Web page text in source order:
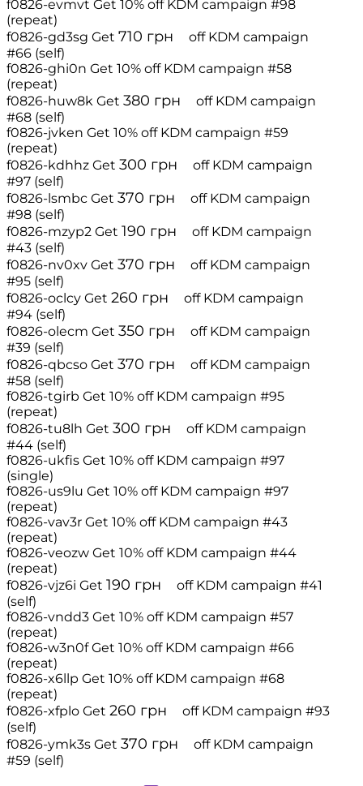
f0826-evmvt Get 10% off KDM campaign #98
(repeat)
f0826-gd3sg Get 710 грн off KDM campaign
#66 (self)
f0826-ghi0n Get 10% off KDM campaign #58
(repeat)
f0826-huw8k Get 380 грн off KDM campaign
#68 (self)
f0826-jvken Get 10% off KDM campaign #59
(repeat)
f0826-kdhhz Get 300 грн off KDM campaign
#97 (self)
f0826-lsmbc Get 370 грн off KDM campaign
#98 (self)
f0826-mzyp2 Get 190 грн off KDM campaign
#43 (self)
f0826-nv0xv Get 370 грн off KDM campaign
#95 (self)
f0826-oclcy Get 260 грн off KDM campaign
#94 (self)
f0826-olecm Get 350 грн off KDM campaign
#39 (self)
f0826-qbcso Get 370 грн off KDM campaign
#58 (self)
f0826-tgirb Get 10% off KDM campaign #95
(repeat)
f0826-tu8lh Get 300 грн off KDM campaign
#44 (self)
f0826-ukfis Get 10% off KDM campaign #97
(single)
f0826-us9lu Get 10% off KDM campaign #97
(repeat)
f0826-vav3r Get 10% off KDM campaign #43
(repeat)
f0826-veozw Get 10% off KDM campaign #44
(repeat)
f0826-vjz6i Get 190 грн off KDM campaign #41
(self)
f0826-vndd3 Get 10% off KDM campaign #57
(repeat)
f0826-w3n0f Get 10% off KDM campaign #66
(repeat)
f0826-x6llp Get 10% off KDM campaign #68
(repeat)
f0826-xfplo Get 260 грн off KDM campaign #93
(self)
f0826-ymk3s Get 370 грн off KDM campaign
#59 (self)